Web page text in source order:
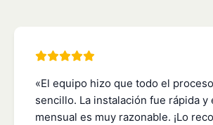
«El equipo hizo que todo el
sencillo. La instalación fue rápida y
mensual es muy razonable. ¡Lo